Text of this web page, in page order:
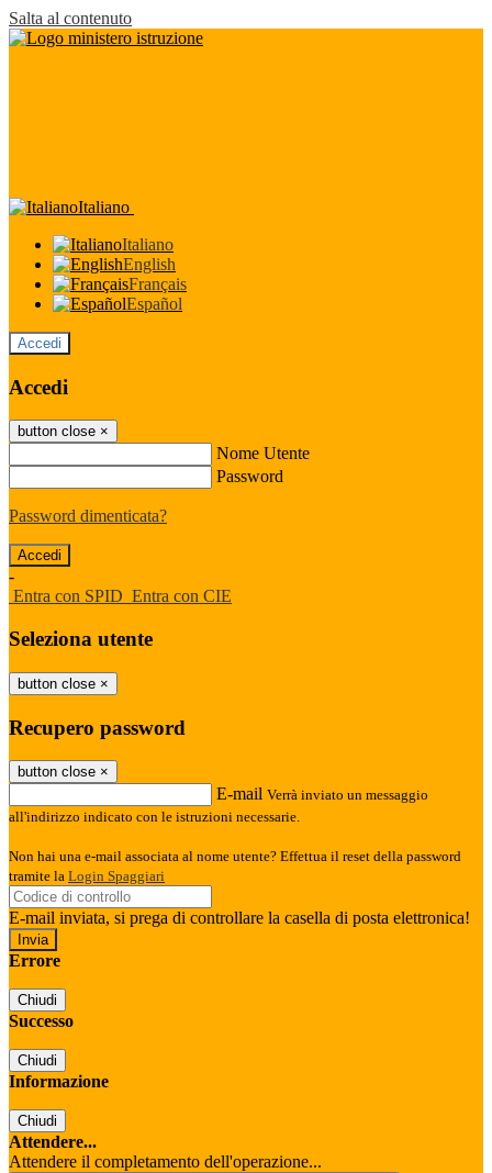
Salta al contenuto
Italiano
Italiano
English
Français
Español
Accedi
Accedi
button close ×
Nome Utente
Password
Password dimenticata?
-
Entra con SPID Entra con CIE
Seleziona utente
button close ×
Recupero password
button close ×
E-mail Verrà inviato un messaggio
all'indirizzo indicato con le istruzioni necessarie.
Non hai una e-mail associata al nome utente? Effettua il reset della password
tramite la Login Spaggiari
E-mail inviata, si prega di controllare la casella di posta elettronica!
Errore
Chiudi
Successo
Chiudi
Informazione
Chiudi
Attendere...
Attendere il completamento dell'operazione...